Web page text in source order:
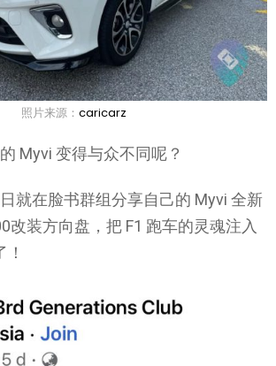
照片来源： caricarz
Myvi 变得与众不同呢？
就在脸书群组分享自己的 Myvi 全新
改装方向盘，把 F1 跑车的灵魂注入